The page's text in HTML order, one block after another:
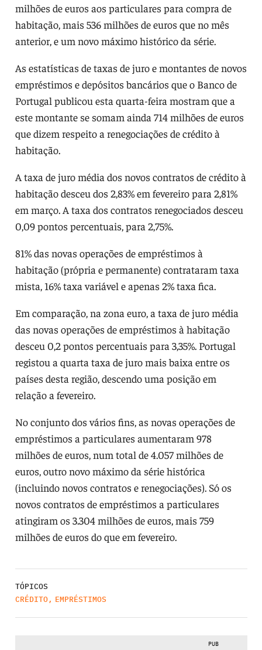
milhões de euros aos particulares para compra de
habitação, mais 536 milhões de euros que no mês
anterior, e um novo máximo histórico da série.
As estatísticas de taxas de juro e montantes de novos
empréstimos e depósitos bancários que o Banco de
Portugal publicou esta quarta-feira mostram que a
este montante se somam ainda 714 milhões de euros
que dizem respeito a renegociações de crédito à
habitação.
A taxa de juro média dos novos contratos de crédito à
habitação desceu dos 2,83% em fevereiro para 2,81%
em março. A taxa dos contratos renegociados desceu
0,09 pontos percentuais, para 2,75%.
81% das novas operações de empréstimos à
habitação (própria e permanente) contrataram taxa
mista, 16% taxa variável e apenas 2% taxa fica.
Em comparação, na zona euro, a taxa de juro média
das novas operações de empréstimos à habitação
desceu 0,2 pontos percentuais para 3,35%. Portugal
registou a quarta taxa de juro mais baixa entre os
países desta região, descendo uma posição em
relação a fevereiro.
No conjunto dos vários fins, as novas operações de
empréstimos a particulares aumentaram 978
milhões de euros, num total de 4.057 milhões de
euros, outro novo máximo da série histórica
(incluindo novos contratos e renegociações). Só os
novos contratos de empréstimos a particulares
atingiram os 3.304 milhões de euros, mais 759
milhões de euros do que em fevereiro.
TÓPICOS
CRÉDITO, EMPRÉSTIMOS
PUB